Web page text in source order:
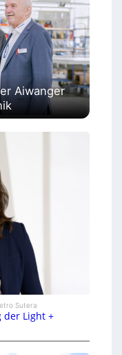
Aiwanger
Sutera
der Light +